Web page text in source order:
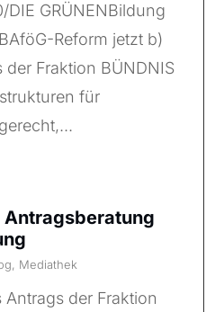
GRÜNENBildung
Reform jetzt b)
Fraktion BÜNDNIS
für
, Mediathek
der Fraktion